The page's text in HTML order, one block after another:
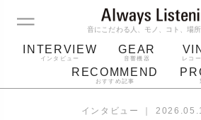
音にこだわる人、モノ、コト、場
INTERVIEW
インタビュー
GEAR
音響機器 レコ
RECOMMEND
おすすめ記事
インタビュー ｜